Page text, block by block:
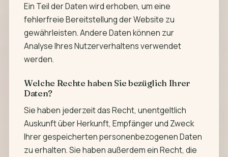
Ein Teil der Daten wird erhoben, um eine
fehlerfreie Bereitstellung der Website zu
gewährleisten. Andere Daten können zur
Analyse Ihres Nutzerverhaltens verwendet
werden.
Welche Rechte haben Sie bezüglich Ihrer
Daten?
Sie haben jederzeit das Recht, unentgeltlich
Auskunft über Herkunft, Empfänger und Zweck
Ihrer gespeicherten personenbezogenen Daten
zu erhalten. Sie haben außerdem ein Recht, die